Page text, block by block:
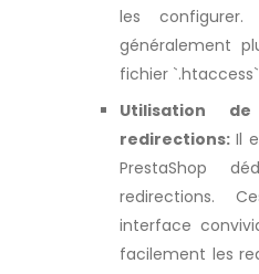
les configurer.
généralement
fichier
Utilisation
redirections:Il
PrestaShop
redirections.
interface
facilement les